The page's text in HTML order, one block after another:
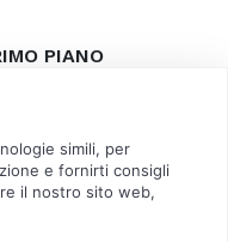
PIANO
o aiuti 2025